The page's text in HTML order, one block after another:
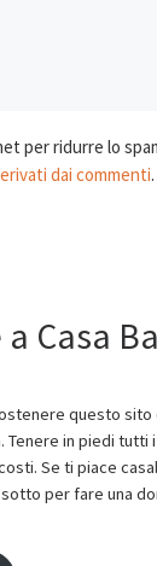
per ridurre lo
dai commenti.
Casa
questo sito
Tenere in piedi
Se ti piace
per fare una